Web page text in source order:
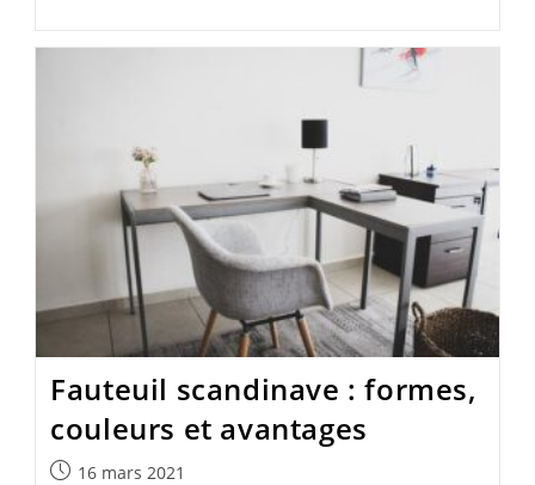
Fauteuil scandinave : formes,
couleurs et avantages
Publication
16 mars 2021